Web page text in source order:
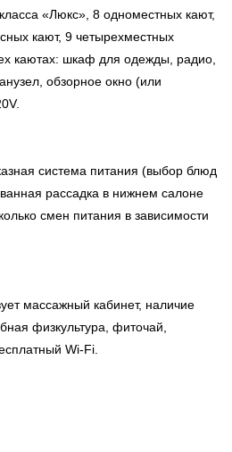
«Люкс», 8 одноместных кают,
кают, 9 четырехместных
каютах: шкаф для одежды, радио,
обзорное окно (или
система питания (выбор блюд
рассадка в нижнем салоне
смен питания в зависимости
массажный кабинет, наличие
физкультура, фиточай,
Wi-Fi.